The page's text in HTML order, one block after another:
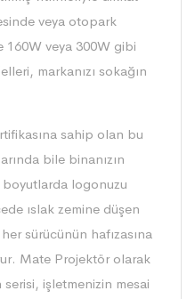
veya otopark
160W veya 300W gibi
markanızı sokağın
sahip olan bu
bile binanızın
boyutlarda logonuzu
ıslak zemine düşen
sürücünün hafızasına
Mate Projektör olarak
serisi, işletmenizin mesai